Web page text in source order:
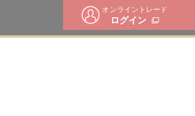
オンライントレード
ログイン